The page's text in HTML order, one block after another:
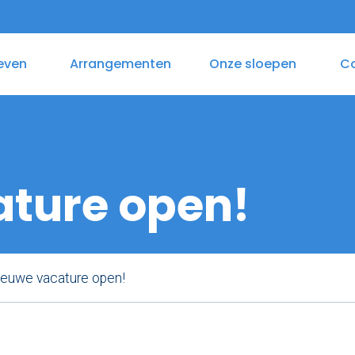
Zelf varen in elektrosloep
Arrangementen
Varen & Lunch Varen &
Onze sloepen
open!
vacature open!